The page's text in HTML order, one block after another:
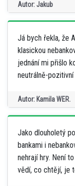
Autor: Jakub
Já bych řekla, že
klasickou
jednání mi přišlo
neutrálně-
Autor: Kamila WER.
Jako dlouholetý
bankami i
nehrají hry. Není
vědí, co chtějí, je